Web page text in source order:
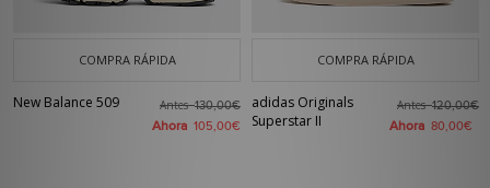
COMPRA RÁPIDA
New Balance 509 Antes130,00€
Ahora 105,00€
COMPRA RÁPIDA
adidas Originals
Superstar II
Antes120,00€
Ahora 80,00€